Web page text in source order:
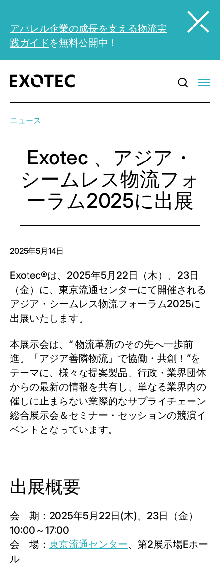
アパレル企業の成長を支える物流実
践ガイドを無料公開中！
ニュース
Exotec 、アジア・
シームレス物流フォ
ーラム2025に出展
2025年5月14日
Exotec®は、2025年5月22日（木）、23日
（金）に、東京流通センターにて開催される
アジア・シームレス物流フォーラム2025に
出展いたします。
本展示会は、“ 物流革新のその先へ一歩前
進。「アジア善隣物流」で協働・共創！”を
テーマに、様々な提案製品、行政・業界団体
からの最新の情報を共有し、単なる業界内の
催しに止まらない業際的なサプライチェーン
総合展示会＆セミナー・セッションの競演イ
ベントとなっています。
出展概要
会 期：2025年5月22日(木)、23日（金）
10:00～17:00
会 場： 東京流通センター、第2展示場Eホー
ル